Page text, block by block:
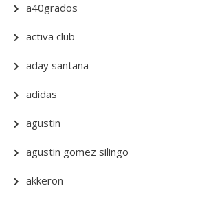
a40grados
activa club
aday santana
adidas
agustin
agustin gomez silingo
akkeron